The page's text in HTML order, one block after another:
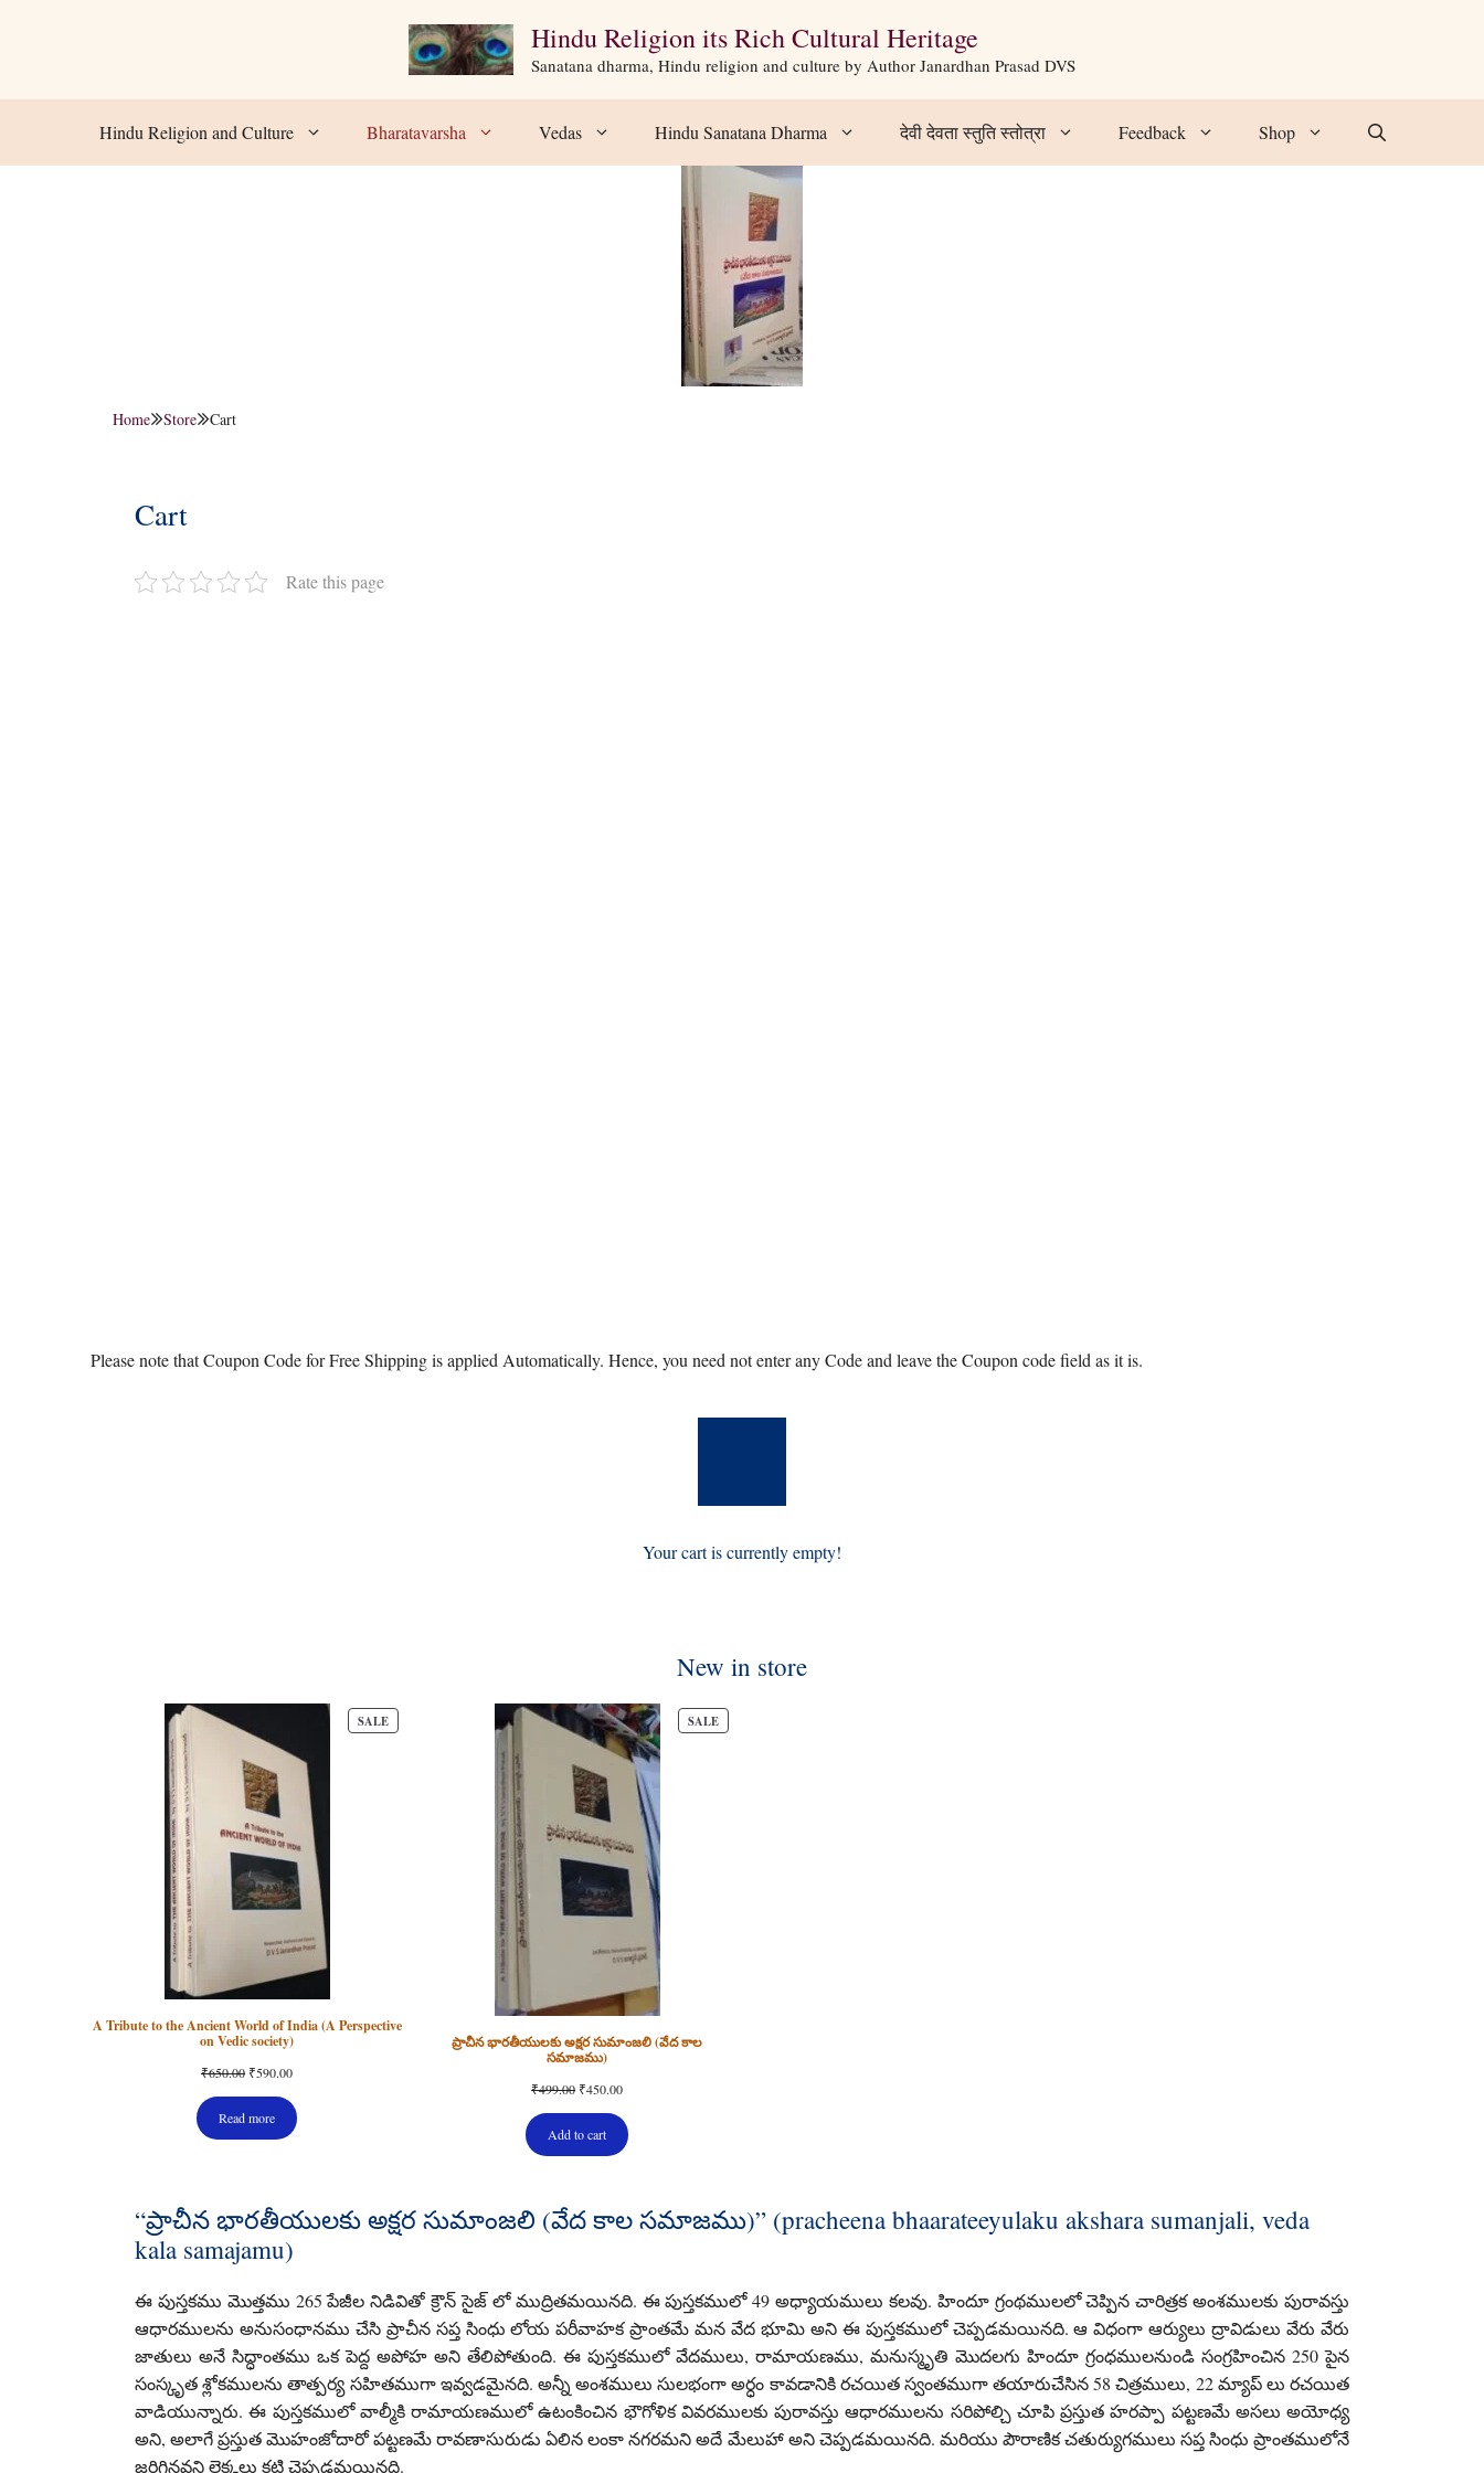
Hindu Religion its Rich Cultural Heritage
Sanatana dharma, Hindu religion and culture by Author Janardhan Prasad DVS
Hindu Religion and Culture Bharatavarsha Vedas Hindu Sanatana Dharma देवी देवता स्तुति स्तोत्रा Feedback Shop
Home Store Cart
Cart
Rate this page
Please note that Coupon Code for Free Shipping is applied Automatically. Hence, you need not enter any Code and leave the Coupon code field as it is.
Your cart is currently empty!
New in store
SALEPRODUCT
ON
A Tribute to the Ancient World of India (A Perspective
on Vedic society)
₹650.00 Original
was:
₹650.00.
₹590.00Current
is:
₹590.00.
Read more
SALEPRODUCT
ON
ప్రాచీన భారతీయులకు అక్షర సుమాంజలి (వేద కాల
సమాజము)
₹499.00 Original
was:
₹499.00.
₹450.00Current
is:
₹450.00.
Add to cart
“ప్రాచీన భారతీయులకు అక్షర సుమాంజలి (వేద కాల సమాజము)” (pracheena bhaarateeyulaku akshara sumanjali, veda
kala samajamu)
ఈ పుస్తకము మొత్తము 265 పేజీల నిడివితో క్రౌన్ సైజ్ లో ముద్రితమయినది. ఈ పుస్తకములో 49 అధ్యాయములు కలవు. హిందూ గ్రంథములలో చెప్పిన చారిత్రక అంశములకు పురావస్తు
ఆధారములను అనుసంధానము చేసి ప్రాచీన సప్త సింధు లోయ పరీవాహక ప్రాంతమే మన వేద భూమి అని ఈ పుస్తకములో చెప్పడమయినది. ఆ విధంగా ఆర్యులు ద్రావిడులు వేరు వేరు
జాతులు అనే సిద్ధాంతము ఒక పెద్ద అపోహ అని తేలిపోతుంది. ఈ పుస్తకములో వేదములు, రామాయణము, మనుస్మృతి మొదలగు హిందూ గ్రంధములనుండి సంగ్రహించిన 250 పైన
సంస్కృత శ్లోకములను తాత్పర్య సహితముగా ఇవ్వడమైనది. అన్నీ అంశములు సులభంగా అర్ధం కావడానికి రచయిత స్వంతముగా తయారుచేసిన 58 చిత్రములు, 22 మ్యాప్ లు రచయిత
వాడియున్నారు. ఈ పుస్తకములో వాల్మీకి రామాయణములో ఉటంకించిన భౌగోళిక వివరములకు పురావస్తు ఆధారములను సరిపోల్చి చూపి ప్రస్తుత హరప్పా పట్టణమే అసలు అయోధ్య
అని, అలాగే ప్రస్తుత మొహంజోదారో పట్టణమే రావణాసురుడు ఏలిన లంకా నగరమని అదే మేలుహా అని చెప్పడమయినది. మరియు పౌరాణిక చతుర్యుగములు సప్త సింధు ప్రాంతములోనే
జరిగినవని లెక్కలు కట్టి చెప్పడమయినది.